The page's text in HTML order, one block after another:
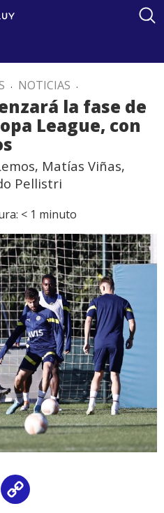
. NOTICIAS .
la fase de
League, con
Matías Viñas,
Pellistri
< 1 minuto
Email